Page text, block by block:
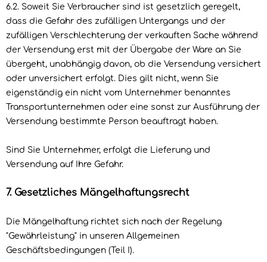
6.2. Soweit Sie Verbraucher sind ist gesetzlich geregelt,
dass die Gefahr des zufälligen Untergangs und der
zufälligen Verschlechterung der verkauften Sache während
der Versendung erst mit der Übergabe der Ware an Sie
übergeht, unabhängig davon, ob die Versendung versichert
oder unversichert erfolgt. Dies gilt nicht, wenn Sie
eigenständig ein nicht vom Unternehmer benanntes
Transportunternehmen oder eine sonst zur Ausführung der
Versendung bestimmte Person beauftragt haben.
Sind Sie Unternehmer, erfolgt die Lieferung und
Versendung auf Ihre Gefahr.
7. Gesetzliches Mängelhaftungsrecht
Die Mängelhaftung richtet sich nach der Regelung
"Gewährleistung" in unseren Allgemeinen
Geschäftsbedingungen (Teil I).